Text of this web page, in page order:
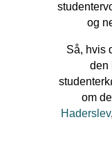
og
Så, hvis
den
om
Haderslev